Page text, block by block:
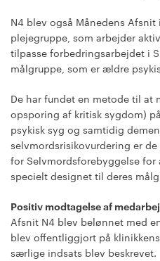
N4 blev også Månedens
plejegruppe, som arbejder
tilpasse forbedringsarbejdet i
målgruppe, som er ældre
De har fundet en metode til at
opsporing af kritisk sygdom)
psykisk syg og samtidig
selvmordsrisikovurdering er
for Selvmordsforebyggelse for
specielt designet til deres
Positiv modtagelse af
Afsnit N4 blev belønnet med
blev offentliggjort på
særlige indsats blev beskrevet.